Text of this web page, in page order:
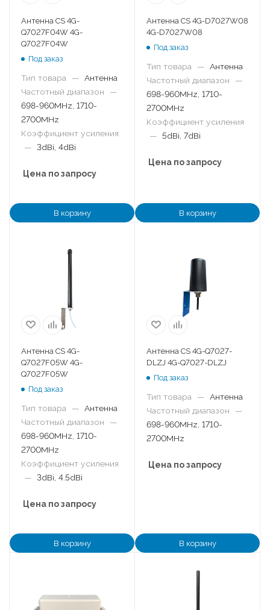
Антенна CS 4G-
Q7027F04W 4G-
Q7027F04W
Под заказ
Тип товара — Антенна
Частотный диапазон
—
698-960MHz, 1710-
2700MHz
Коэффициент усиления
— 3dBi, 4dBi
Цена по запросу
В корзину
Антенна CS 4G-D7027W08
4G-D7027W08
Под заказ
Тип товара — Антенна
Частотный диапазон
—
698-960MHz, 1710-
2700MHz
Коэффициент усиления
— 5dBi, 7dBi
Цена по запросу
В корзину
Антенна CS 4G-
Q7027F05W 4G-
Q7027F05W
Под заказ
Тип товара — Антенна
Частотный диапазон
—
698-960MHz, 1710-
2700MHz
Коэффициент усиления
— 3dBi, 4.5dBi
Цена по запросу
В корзину
Антенна CS 4G-Q7027-
DLZJ 4G-Q7027-DLZJ
Под заказ
Тип товара — Антенна
Частотный диапазон
—
698-960MHz, 1710-
2700MHz
Цена по запросу
В корзину